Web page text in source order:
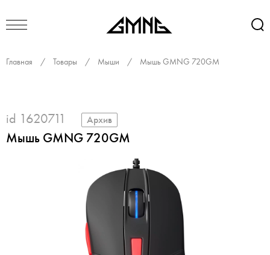
Главная / Товары / Мыши / Мышь GMNG 720GM
id 1620711 Архив
Мышь GMNG 720GM